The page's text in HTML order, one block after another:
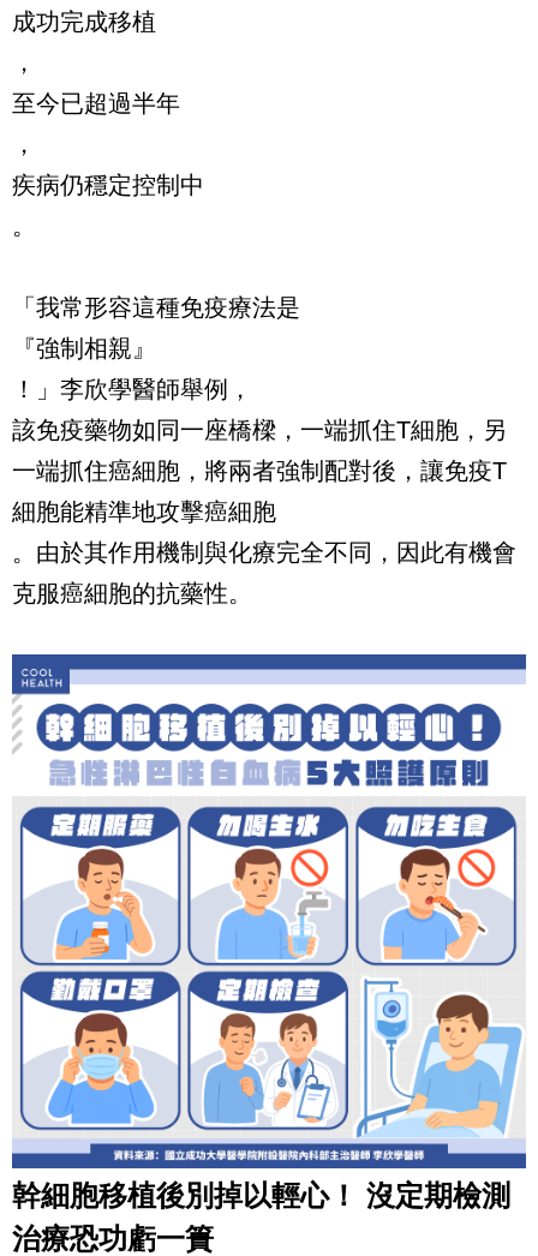
成功完成移植
，
至今已超過半年
，
疾病仍穩定控制中
。
「我常形容這種免疫療法是
『強制相親』
！」李欣學醫師舉例，
該免疫藥物如同一座橋樑，一端抓住T細胞，另
一端抓住癌細胞，將兩者強制配對後，讓免疫T
細胞能精準地攻擊癌細胞
。由於其作用機制與化療完全不同，因此有機會
克服癌細胞的抗藥性。
幹細胞移植後別掉以輕心！ 沒定期檢測
治療恐功虧一簣